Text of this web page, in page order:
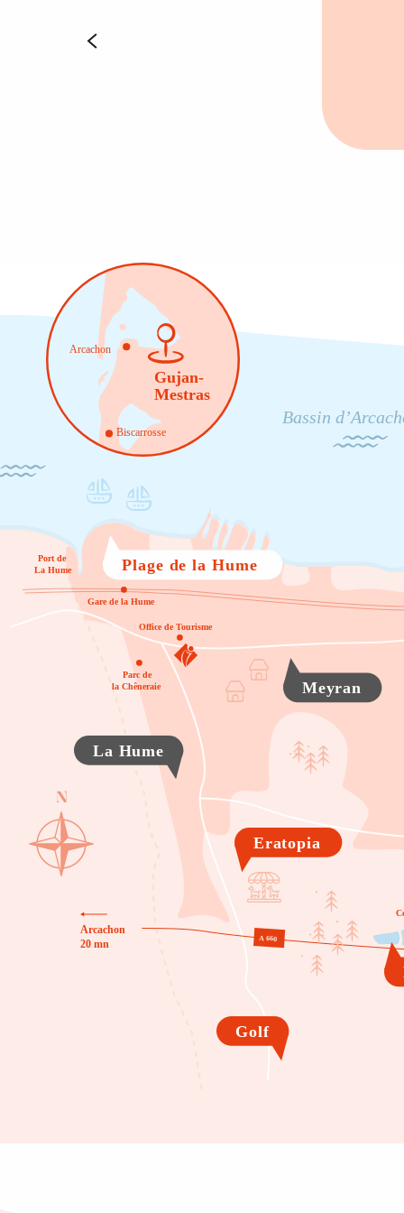
Arcachon
20 mn
A 660
Gare de la Hume
Parc de
la Chêneraie
Office de Tourisme
Port de
La Hume
Bassin
Plage de la Hume
Eratopia
Golf
La Hume
Meyran
Biscarrosse
Arcachon
Gujan-
Mestras